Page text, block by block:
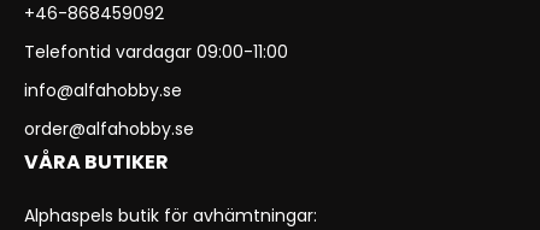
+46-868459092
Telefontid vardagar 09:00-11:00
info@alfahobby.se
order@alfahobby.se
VÅRA BUTIKER
Alphaspels butik för avhämtningar: